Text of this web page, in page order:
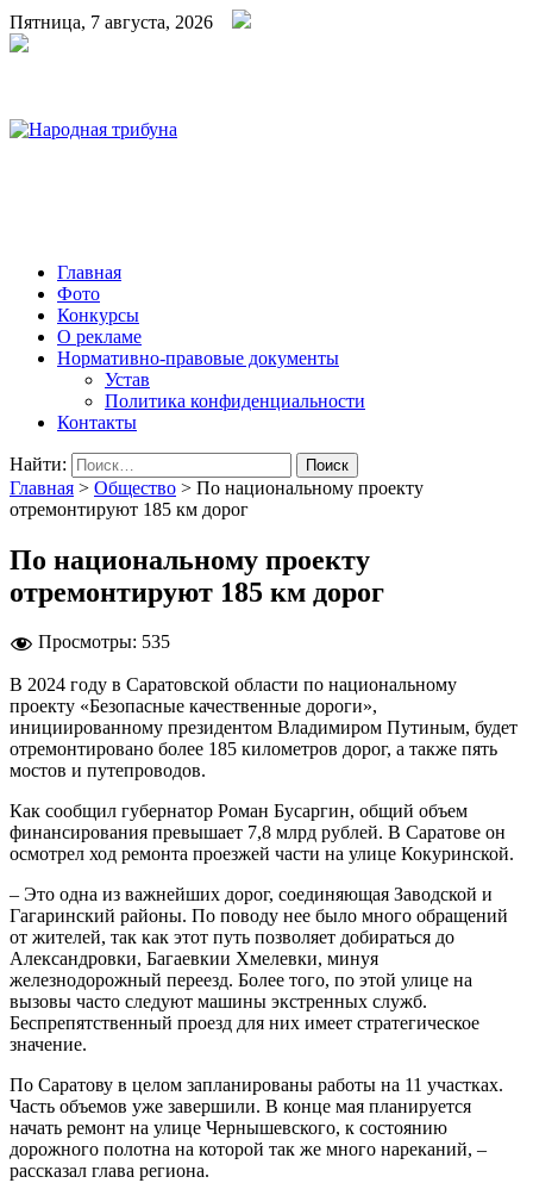
Пятница, 7 августа, 2026
Главная
Фото
Конкурсы
О рекламе
Нормативно-правовые документы
Устав
Политика конфиденциальности
Контакты
Найти:
Главная > Общество > По национальному проекту
отремонтируют 185 км дорог
По национальному проекту
отремонтируют 185 км дорог
Просмотры: 535
В 2024 году в Саратовской области по национальному
проекту «Безопасные качественные дороги»,
инициированному президентом Владимиром Путиным, будет
отремонтировано более 185 километров дорог, а также пять
мостов и путепроводов.
Как сообщил губернатор Роман Бусаргин, общий объем
финансирования превышает 7,8 млрд рублей. В Саратове он
осмотрел ход ремонта проезжей части на улице Кокуринской.
– Это одна из важнейших дорог, соединяющая Заводской и
Гагаринский районы. По поводу нее было много обращений
от жителей, так как этот путь позволяет добираться до
Александровки, Багаевкии Хмелевки, минуя
железнодорожный переезд. Более того, по этой улице на
вызовы часто следуют машины экстренных служб.
Беспрепятственный проезд для них имеет стратегическое
значение.
По Саратову в целом запланированы работы на 11 участках.
Часть объемов уже завершили. В конце мая планируется
начать ремонт на улице Чернышевского, к состоянию
дорожного полотна на которой так же много нареканий, –
рассказал глава региона.